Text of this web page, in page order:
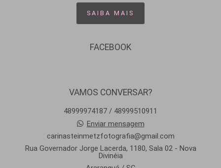
SAIBA MAIS
FACEBOOK
VAMOS CONVERSAR?
48999974187 / 48999510911
Enviar mensagem
carinasteinmetzfotografia@gmail.com
Rua Governador Jorge Lacerda, 1180, Sala 02 - Nova
Divinéia